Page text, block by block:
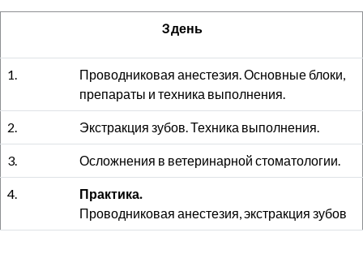
3 день
1.
Проводниковая анестезия. Основные блоки,
препараты и техника выполнения.
2. Экстракция зубов. Техника выполнения.
3. Осложнения в ветеринарной стоматологии.
4.
Практика.
Проводниковая анестезия, экстракция зубов